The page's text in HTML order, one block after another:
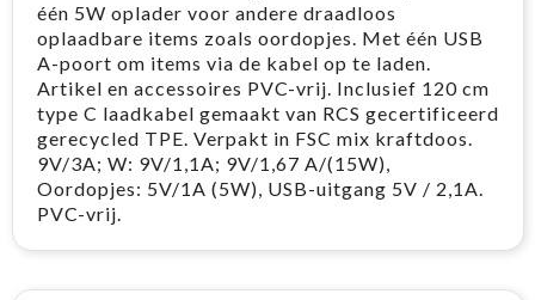
één 5W oplader voor andere draadloos
oplaadbare items zoals oordopjes. Met één USB
A-poort om items via de kabel op te laden.
Artikel en accessoires PVC-vrij. Inclusief 120 cm
type C laadkabel gemaakt van RCS gecertificeerd
gerecycled TPE. Verpakt in FSC mix kraftdoos.
9V/3A; W: 9V/1,1A; 9V/1,67 A/(15W),
Oordopjes: 5V/1A (5W), USB-uitgang 5V / 2,1A.
PVC-vrij.